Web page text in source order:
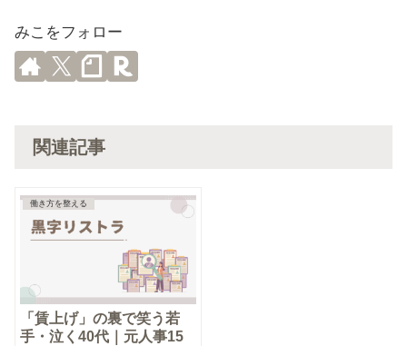
みこをフォロー
関連記事
働き方を整える
「賃上げ」の裏で笑う若
手・泣く40代｜元人事15